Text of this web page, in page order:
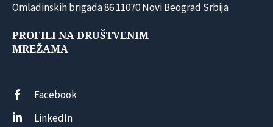
Omladinskih brigada 86 11070 Novi Beograd Srbija
PROFILI NA DRUŠTVENIM
MREŽAMA
Facebook
LinkedIn